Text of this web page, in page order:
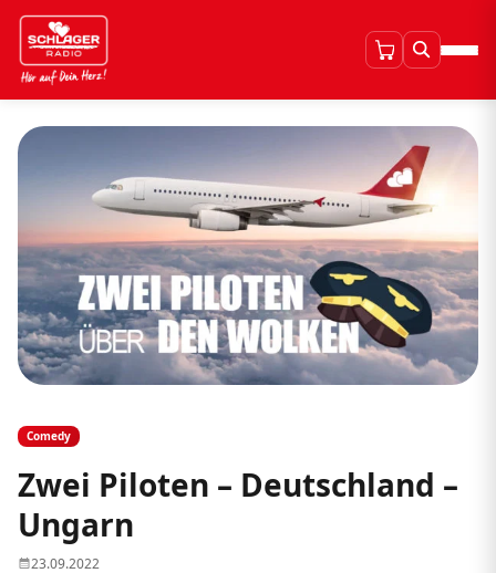
Comedy
Zwei Piloten – Deutschland –
Ungarn
23.09.2022